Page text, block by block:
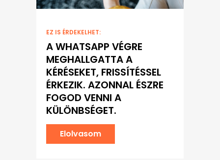
EZ IS ÉRDEKELHET:
A WHATSAPP VÉGRE
MEGHALLGATTA A
KÉRÉSEKET, FRISSÍTÉSSEL
ÉRKEZIK. AZONNAL ÉSZRE
FOGOD VENNI A
KÜLÖNBSÉGET.
Elolvasom